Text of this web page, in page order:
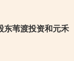
东苇渡投资和元禾